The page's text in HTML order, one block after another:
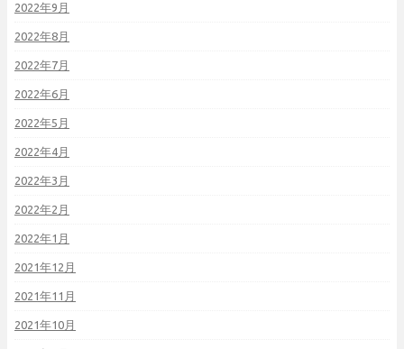
2022年9月
2022年8月
2022年7月
2022年6月
2022年5月
2022年4月
2022年3月
2022年2月
2022年1月
2021年12月
2021年11月
2021年10月